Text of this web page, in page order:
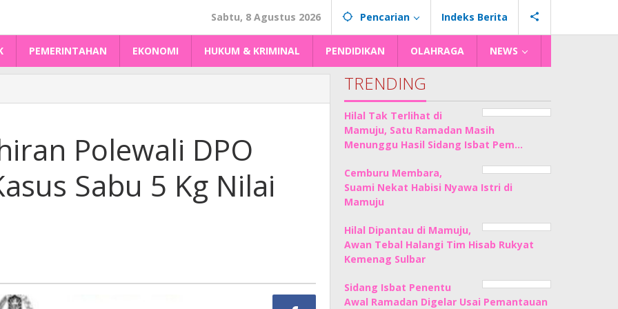
Sabtu, 8 Agustus 2026 Pencarian Indeks Berita
PEMERINTAHAN EKONOMI HUKUM & KRIMINAL PENDIDIKAN OLAHRAGA NEWS
Polewali DPO
Sabu 5 Kg Nilai
TRENDING
Hilal Tak Terlihat di
Mamuju, Satu Ramadan Masih
Menunggu Hasil Sidang Isbat Pem…
Cemburu Membara,
Suami Nekat Habisi Nyawa Istri di
Mamuju
Hilal Dipantau di Mamuju,
Awan Tebal Halangi Tim Hisab Rukyat
Kemenag Sulbar
Sidang Isbat Penentu
Awal Ramadan Digelar Usai Pemantauan